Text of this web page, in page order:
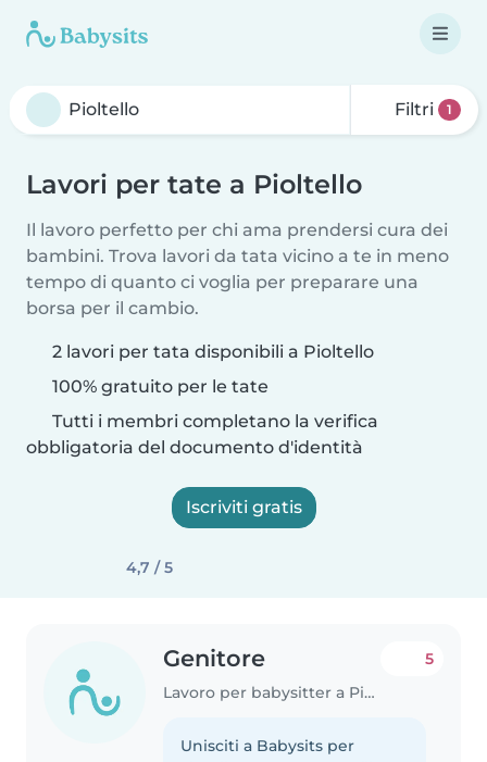
Filtri 1
Lavori per tate a Pioltello
Il lavoro perfetto per chi ama prendersi cura dei
bambini. Trova lavori da tata vicino a te in meno
tempo di quanto ci voglia per preparare una
borsa per il cambio.
2 lavori per tata disponibili a Pioltello
100% gratuito per le tate
Tutti i membri completano la verifica
obbligatoria del documento d'identità
Iscriviti gratis
4,7 / 5
Genitore
Lavoro per babysitter a Pioltello
5
Unisciti a Babysits per